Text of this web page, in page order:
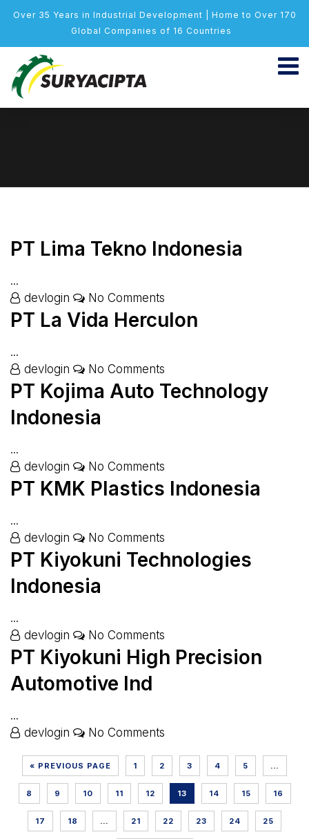
Over 35 Years in Industrial Development | Home to Over 170
Global Companies of 16 Countries
PT Lima Tekno Indonesia
...
devlogin
No Comments
PT La Vida Herculon
...
devlogin
No Comments
PT Kojima Auto Technology
Indonesia
...
devlogin
No Comments
PT KMK Plastics Indonesia
...
devlogin
No Comments
PT Kiyokuni Technologies
Indonesia
...
devlogin
No Comments
PT Kiyokuni High Precision
Automotive Ind
...
devlogin
No Comments
« PREVIOUS PAGE 1 2 3 4 5 …
8 9 10 11 12 13 14 15 16
17 18 … 21 22 23 24 25